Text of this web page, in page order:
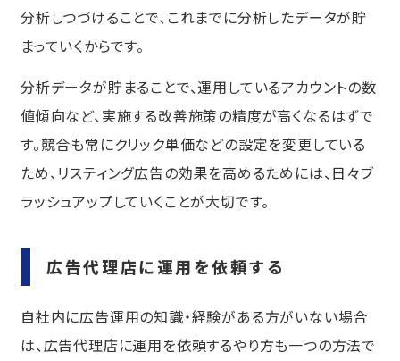
分析しつづけることで、これまでに分析したデータが貯
まっていくからです。
分析データが貯まることで、運用しているアカウントの数
値傾向など、実施する改善施策の精度が高くなるはずで
す。競合も常にクリック単価などの設定を変更している
ため、リスティング広告の効果を高めるためには、日々ブ
ラッシュアップしていくことが大切です。
広告代理店に運用を依頼する
自社内に広告運用の知識・経験がある方がいない場合
は、広告代理店に運用を依頼するやり方も一つの方法で